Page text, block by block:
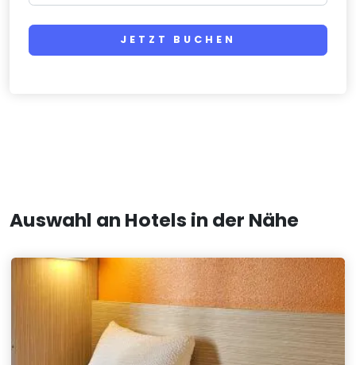
JETZT BUCHEN
Auswahl an Hotels in der Nähe